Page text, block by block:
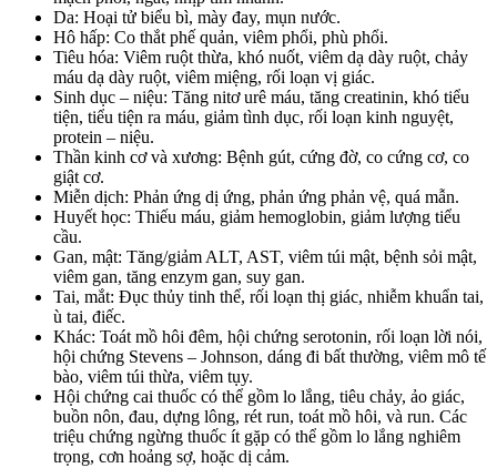
Da: Hoại tử biểu bì, mày đay, mụn nước.
Hô hấp: Co thắt phế quản, viêm phổi, phù phổi.
Tiêu hóa: Viêm ruột thừa, khó nuốt, viêm dạ dày ruột, chảy
máu dạ dày ruột, viêm miệng, rối loạn vị giác.
Sinh dục – niệu: Tăng nitơ urê máu, tăng creatinin, khó tiểu
tiện, tiểu tiện ra máu, giảm tình dục, rối loạn kinh nguyệt,
protein – niệu.
Thần kinh cơ và xương: Bệnh gút, cứng đờ, co cứng cơ, co
giật cơ.
Miễn dịch: Phản ứng dị ứng, phản ứng phản vệ, quá mẫn.
Huyết học: Thiếu máu, giảm hemoglobin, giảm lượng tiểu
cầu.
Gan, mật: Tăng/giảm ALT, AST, viêm túi mật, bệnh sỏi mật,
viêm gan, tăng enzym gan, suy gan.
Tai, mắt: Đục thủy tinh thể, rối loạn thị giác, nhiễm khuẩn tai,
ù tai, điếc.
Khác: Toát mồ hôi đêm, hội chứng serotonin, rối loạn lời nói,
hội chứng Stevens – Johnson, dáng đi bất thường, viêm mô tế
bào, viêm túi thừa, viêm tụy.
Hội chứng cai thuốc có thể gồm lo lắng, tiêu chảy, ảo giác,
buồn nôn, đau, dựng lông, rét run, toát mồ hôi, và run. Các
triệu chứng ngừng thuốc ít gặp có thể gồm lo lắng nghiêm
trọng, cơn hoảng sợ, hoặc dị cảm.